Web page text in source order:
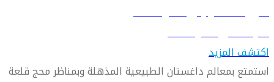
دليل السفر إلى محج قلعة
تعرّف على محج قلعة
اكتشف المزيد
استمتع بمعالم داغستان الطبيعية المذهلة وبمناظر محج قلعة